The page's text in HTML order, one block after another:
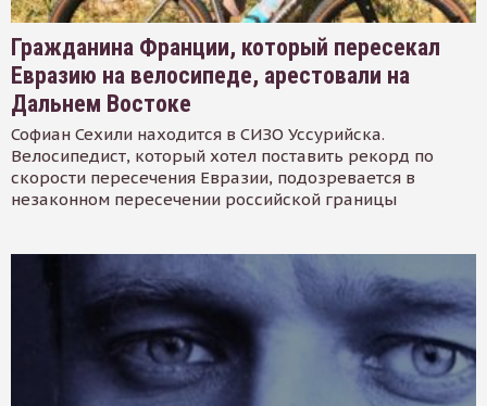
Гражданина Франции, который пересекал
Евразию на велосипеде, арестовали на
Дальнем Востоке
Софиан Сехили находится в СИЗО Уссурийска.
Велосипедист, который хотел поставить рекорд по
скорости пересечения Евразии, подозревается в
незаконном пересечении российской границы